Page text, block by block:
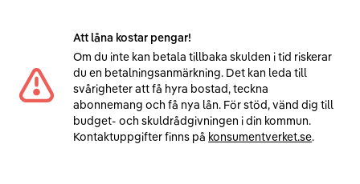
Att låna kostar pengar!
Om du inte kan betala tillbaka skulden i tid riskerar
du en betalningsanmärkning. Det kan leda till
svårigheter att få hyra bostad, teckna
abonnemang och få nya lån. För stöd, vänd dig till
budget- och skuldrådgivningen i din kommun.
Kontaktuppgifter finns på konsumentverket.se.